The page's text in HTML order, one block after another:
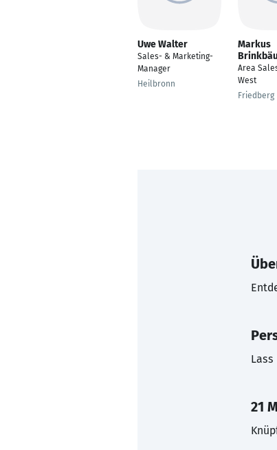
Uwe Walter
Sales- & Marketing-
Manager
Heilbronn
Markus
Area
West
Friedberg
Lass
21